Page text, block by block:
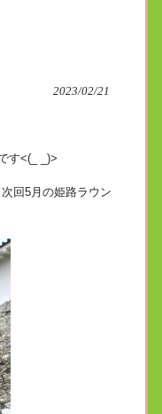
2023/02/21
す<(_ _)>
回5月の姫路ラウン